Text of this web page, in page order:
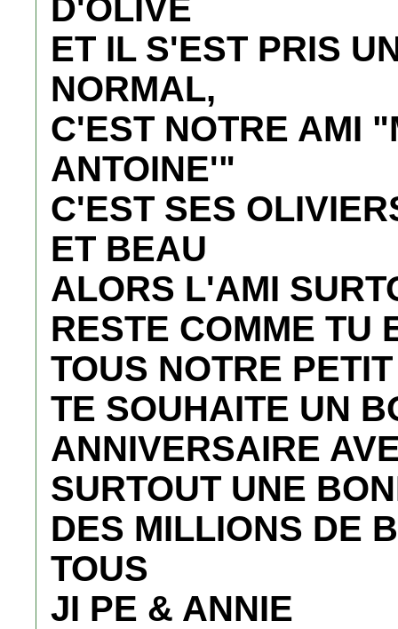
D'OLIVE
ET IL S'EST PRIS
NORMAL,
C'EST NOTRE AMI
ANTOINE'"
C'EST SES
ET BEAU
ALORS L'AMI
RESTE COMME TU
TOUS NOTRE
TE SOUHAITE UN
ANNIVERSAIRE
SURTOUT UNE
DES MILLIONS DE
TOUS
JI PE & ANNIE